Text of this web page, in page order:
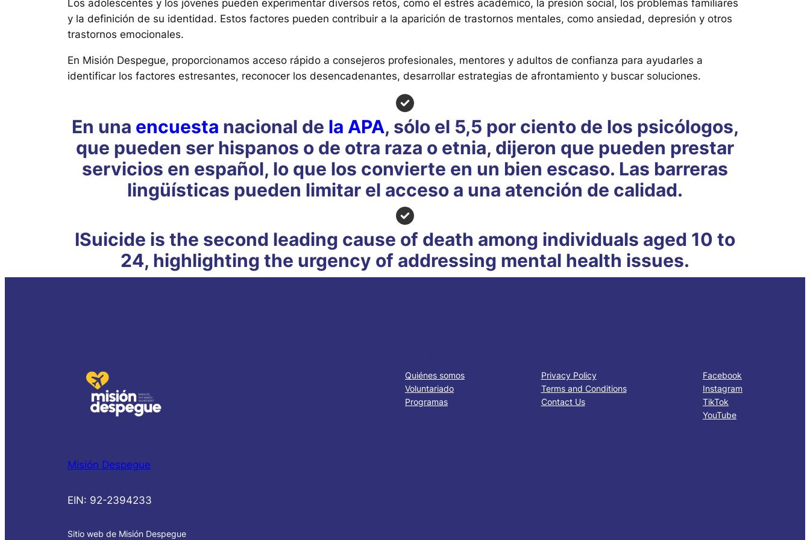
Los adolescentes y los jóvenes pueden experimentar diversos retos, como el estrés académico, la presión social, los problemas familiares
y la definición de su identidad. Estos factores pueden contribuir a la aparición de trastornos mentales, como ansiedad, depresión y otros
trastornos emocionales.
En Misión Despegue, proporcionamos acceso rápido a consejeros profesionales, mentores y adultos de confianza para ayudarles a
identificar los factores estresantes, reconocer los desencadenantes, desarrollar estrategias de afrontamiento y buscar soluciones.
En una encuesta nacional de la APA, sólo el 5,5 por ciento de los psicólogos,
que pueden ser hispanos o de otra raza o etnia, dijeron que pueden prestar
servicios en español, lo que los convierte en un bien escaso. Las barreras
lingüísticas pueden limitar el acceso a una atención de calidad.
ISuicide is the second leading cause of death among individuals aged 10 to
24, highlighting the urgency of addressing mental health issues.
Misión Despegue
EIN: 92-2394233
Sitio web de Misión Despegue
Quiénes somos
Voluntariado
Programas
Privacy Policy
Terms and Conditions
Contact Us
Facebook
Instagram
TikTok
YouTube